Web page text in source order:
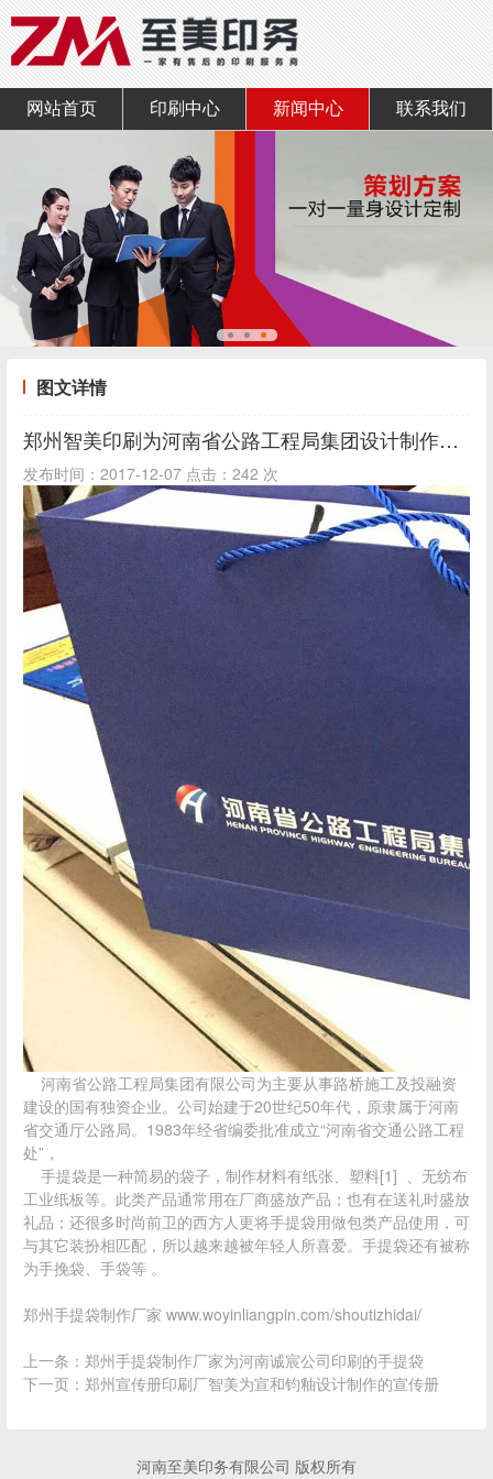
网站首页 印刷中心 新闻中心 联系我们
图文详情
郑州智美印刷为河南省公路工程局集团设计制作的手提袋
发布时间：2017-12-07 点击：242 次
河南省公路工程局集团有限公司为主要从事路桥施工及投融资
建设的国有独资企业。公司始建于20世纪50年代，原隶属于河南
省交通厅公路局。1983年经省编委批准成立“河南省交通公路工程
处”，
手提袋是一种简易的袋子，制作材料有纸张、塑料[1] 、无纺布
工业纸板等。此类产品通常用在厂商盛放产品；也有在送礼时盛放
礼品；还很多时尚前卫的西方人更将手提袋用做包类产品使用，可
与其它装扮相匹配，所以越来越被年轻人所喜爱。手提袋还有被称
为手挽袋、手袋等 。
郑州手提袋制作厂家 www.woyinliangpin.com/shoutizhidai/
上一条： 郑州手提袋制作厂家为河南诚宸公司印刷的手提袋
下一页： 郑州宣传册印刷厂智美为宣和钧釉设计制作的宣传册
河南至美印务有限公司 版权所有